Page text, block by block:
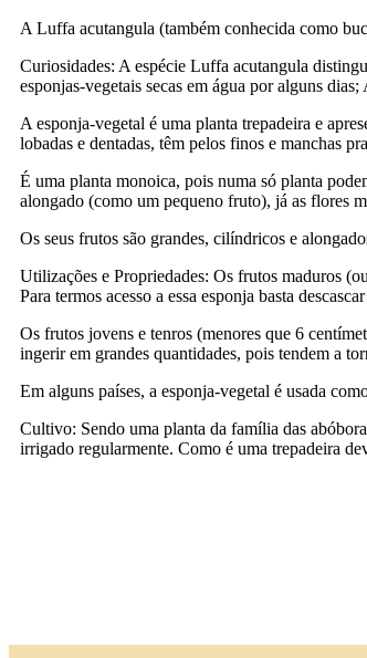
A Luffa acutangula (também conhecida como
Curiosidades: A espécie Luffa acutangula
esponjas-vegetais secas em água por alguns
A esponja-vegetal é uma planta trepadeira e
lobadas e dentadas, têm pelos finos e manchas
É uma planta monoica, pois numa só planta
alongado (como um pequeno fruto), já as flores
Os seus frutos são grandes, cilíndricos e
Utilizações e Propriedades: Os frutos maduros
Para termos acesso a essa esponja basta
Os frutos jovens e tenros (menores que 6
ingerir em grandes quantidades, pois tendem a
Em alguns países, a esponja-vegetal é usada
Cultivo: Sendo uma planta da família das
irrigado regularmente. Como é uma trepadeira